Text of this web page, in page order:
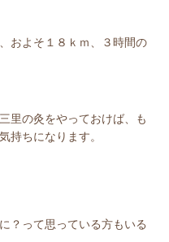
およそ１８ｋｍ、３時間の
里の灸をやっておけば、も
持ちになります。
？って思っている方もいる